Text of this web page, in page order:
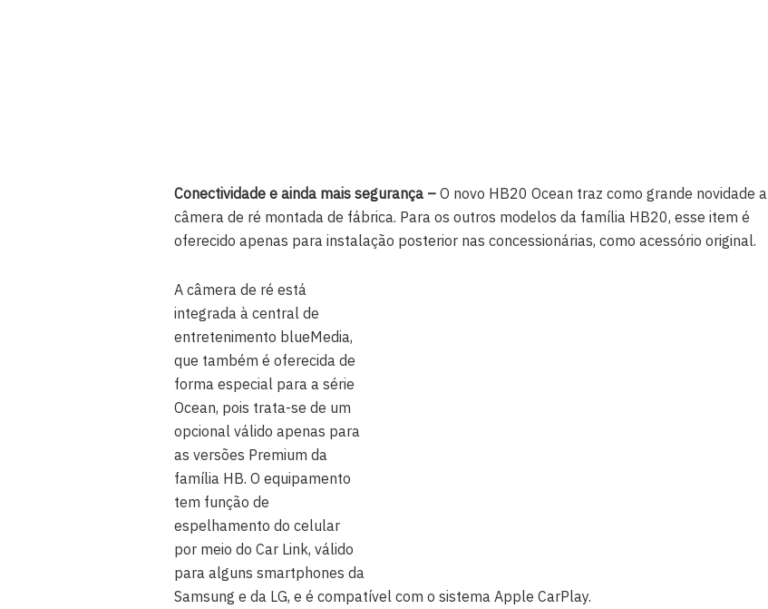
Conectividade e ainda mais segurança – O novo HB20 Ocean traz como grande novidade a
câmera de ré montada de fábrica. Para os outros modelos da família HB20, esse item é
oferecido apenas para instalação posterior nas concessionárias, como acessório original.
A câmera de ré está
integrada à central de
entretenimento blueMedia,
que também é oferecida de
forma especial para a série
Ocean, pois trata-se de um
opcional válido apenas para
as versões Premium da
família HB. O equipamento
tem função de
espelhamento do celular
por meio do Car Link, válido
para alguns smartphones da
Samsung e da LG, e é compatível com o sistema Apple CarPlay.